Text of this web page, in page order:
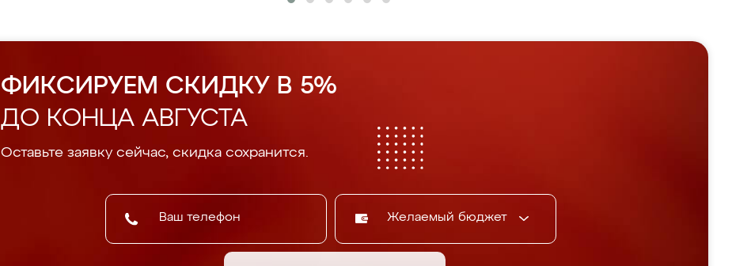
ФИКСИРУЕМ СКИДКУ В 5%
ДО КОНЦА АВГУСТА
Оставьте заявку сейчас, скидка сохранится.
Желаемый бюджет